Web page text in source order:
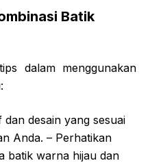
Batik
dalam menggunakan
desain yang sesuai
Anda. – Perhatikan
batik warna hijau dan